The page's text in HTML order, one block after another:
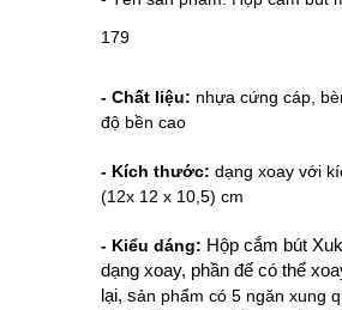
179
- Chất liệu: nhựa cứng cáp,
độ bền cao
- Kích thước: dạng xoay với
(12x 12 x 10,5) cm
- Kiểu dáng: Hộp cắm bút
dạng xoay, phần đế có thể
lại, sản phẩm có 5 ngăn xung